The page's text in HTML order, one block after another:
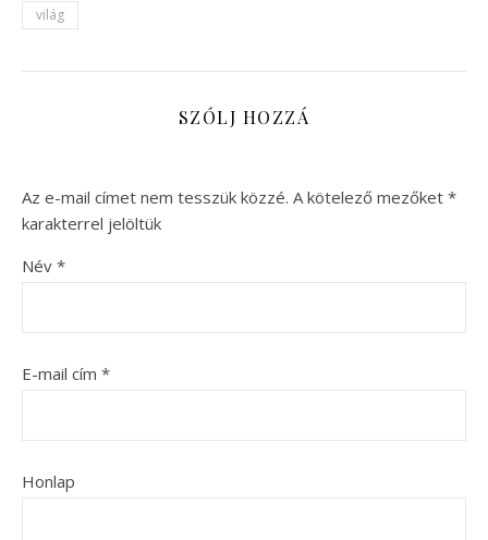
világ
SZÓLJ HOZZÁ
Az e-mail címet nem tesszük közzé. A kötelező mezőket *
karakterrel jelöltük
Név *
E-mail cím *
Honlap